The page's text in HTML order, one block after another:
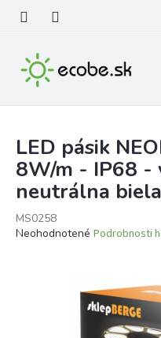
obsah
LED pásik
8W/m - IP68 -
neutrálna biela
MS0258
Priemerné
Neohodnotené Podrobnosti